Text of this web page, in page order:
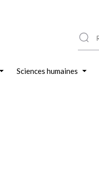
Sciences humaines